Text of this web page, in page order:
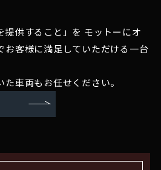
提供すること」を モットーにオ
お客様に満足していただける一台
車両もお任せください。